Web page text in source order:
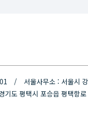
/ 서울사무소 : 서울시
기도 평택시 포승읍 평택항